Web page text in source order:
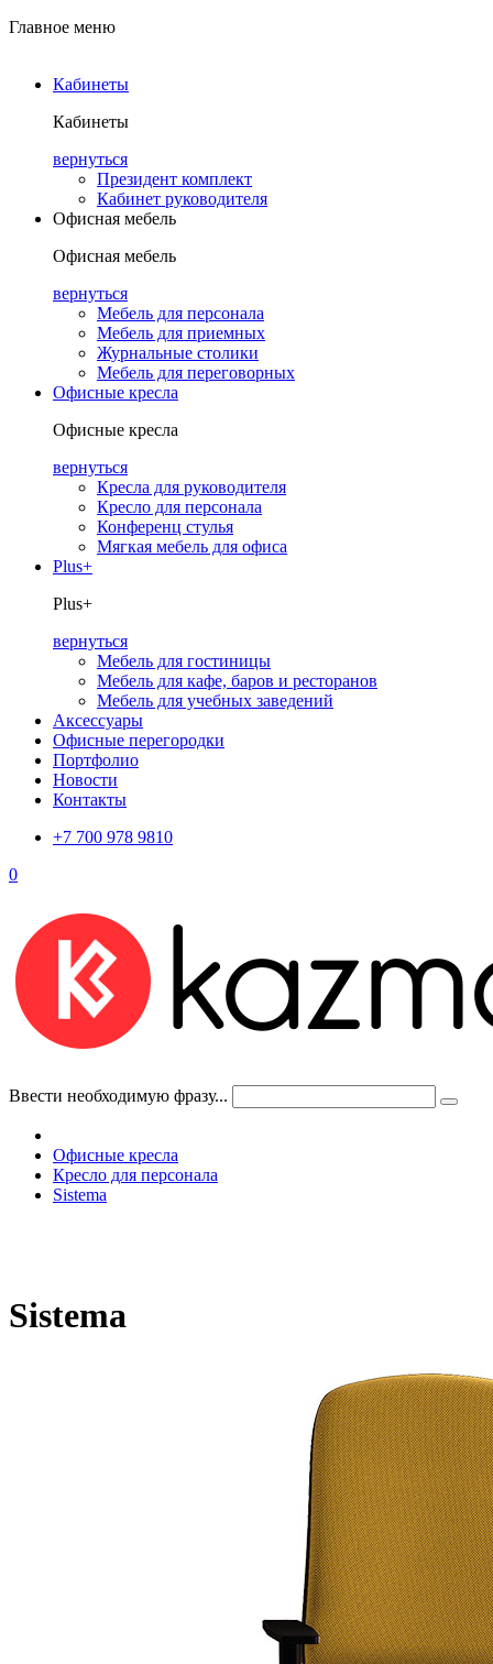
Главное меню
Кабинеты
Кабинеты
вернуться
Президент комплект
Кабинет руководителя
Офисная мебель
Офисная мебель
вернуться
Мебель для персонала
Мебель для приемных
Журнальные столики
Мебель для переговорных
Офисные кресла
Офисные кресла
вернуться
Кресла для руководителя
Кресло для персонала
Конференц стулья
Мягкая мебель для офиса
Plus+
Plus+
вернуться
Мебель для гостиницы
Мебель для кафе, баров и ресторанов
Мебель для учебных заведений
Аксессуары
Офисные перегородки
Портфолио
Новости
Контакты
+7 700 978 9810
0
Ввести необходимую фразу...
Офисные кресла
Кресло для персонала
Sistema
Sistema